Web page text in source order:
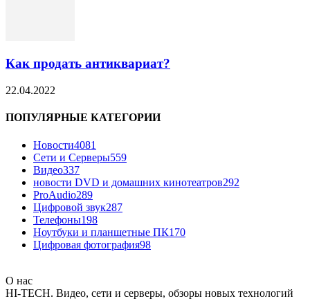
Как продать антиквариат?
22.04.2022
ПОПУЛЯРНЫЕ КАТЕГОРИИ
Новости4081
Сети и Серверы559
Видео337
новости DVD и домашних кинотеатров292
ProAudio289
Цифровой звук287
Телефоны198
Ноутбуки и планшетные ПК170
Цифровая фотография98
О нас
HI-TECH. Видео, сети и серверы, обзоры новых технологий